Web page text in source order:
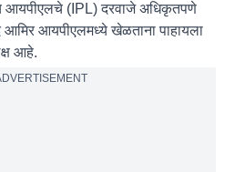
आयपीएलचे (IPL) दरवाजे अधिकृतपणे
आयपीएलमध्ये खेळताना पाहायला
आहे.